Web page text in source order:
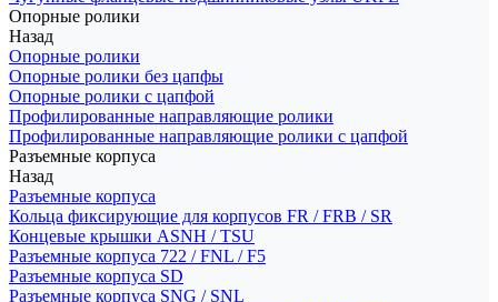
Опорные ролики
Назад
Опорные ролики
Опорные ролики без цапфы
Опорные ролики с цапфой
Профилированные направляющие ролики
Профилированные направляющие ролики с цапфой
Разъемные корпуса
Назад
Разъемные корпуса
Кольца фиксирующие для корпусов FR / FRB / SR
Концевые крышки ASNH / TSU
Разъемные корпуса 722 / FNL / F5
Разъемные корпуса SD
Разъемные корпуса SNG / SNL